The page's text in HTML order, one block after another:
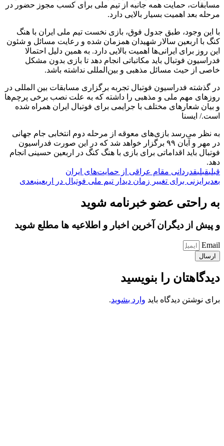
مسابقات، حمایت همه جانبه از تیم ملی برای کسب مجوز حضور در
مرحله بعد اهمیت بسیار بالایی دارد.
با این وجود، طبق جدول فوق، بازی نخست تیم ملی ایران با هنگ
کنگ با اربعین سالار شهیدان همزمان شده و رعایت مسائل و شئون
این روز برای ایرانی‌ها اهمیت بالایی دارد. به همین دلیل احتمالا
فدراسیون فوتبال باید مکاتباتی انجام دهد تا بازی بدون مشکل
خاصی از حیث مسائل مذهبی و بین‌المللی نداشته باشد.
در گذشته فدراسیون فوتبال تجربه برگزاری مسابقات بین المللی در
روزهای مهم ملی و مذهبی را داشته که به علت نصب برخی پرچم‌ها
و بیان شعارهای مختلف با جرایمی برای فوتبال ایران همراه شده
است./ ایسنا
به نظر می‌رسد بازی‌های معوقه از مرحله دوم انتخابی جام جهانی
در مهر و آبان ۹۹ برگزار خواهد شد که در این صورت فدراسیون
فوتبال باید اقداماتی برای بازی با هنگ کنگ در اربعین حسینی انجام
دهد.
قبلیقبلیقدردانی مقام عراقی از حمایت‌های ایران
بعدیرایزنی برای تغییر زمان دیدار تیم ملی فوتبال در اربعینبعدی
به راحتی عضو خبرنامه شوید
و پیش از دیگران آخرین اخبار و اطلاعیه ها مطلع شوید
Email
ارسال
دیدگاهتان را بنویسید
برای نوشتن دیدگاه باید وارد بشوید.